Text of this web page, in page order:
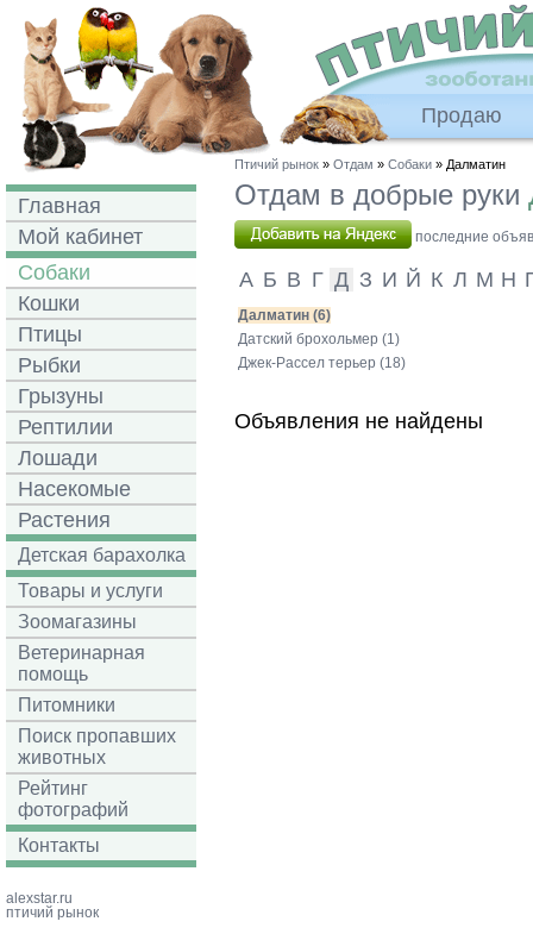
Продаю
Главная
Мой кабинет
Собаки
Кошки
Птицы
Рыбки
Грызуны
Рептилии
Лошади
Насекомые
Растения
Детская барахолка
Товары и услуги
Зоомагазины
Ветеринарная
помощь
Питомники
Поиск пропавших
животных
Рейтинг
фотографий
Контакты
Птичий рынок » Отдам » Собаки » Далматин
Отдам в добрые руки
последние
А Б В Г Д З И Й К Л М Н
Далматин (6)
Датский брохольмер (1)
Джек-Рассел терьер (18)
Объявления не найдены
alexstar.ru
птичий рынок